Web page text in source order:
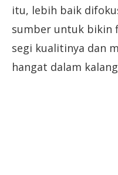
itu, lebih baik
sumber untuk bikin
segi kualitinya dan
hangat dalam